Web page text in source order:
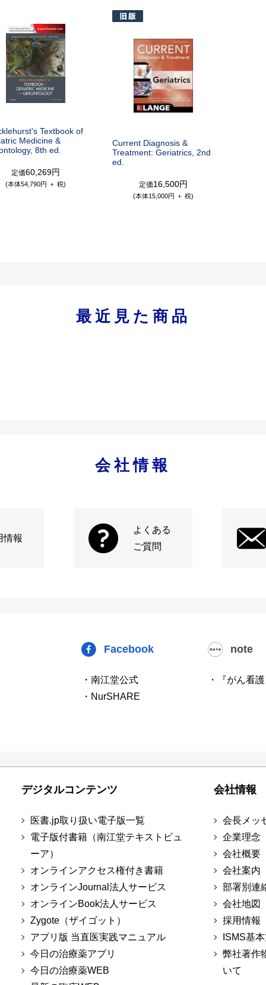
Textbook of
Medicine &
8th ed.
定価60,269円
(本体54,790円 ＋ 税)
Current Diagnosis &
Treatment: Geriatrics, 2nd
ed.
定価16,500円
(本体15,000円 ＋ 税)
最近見た商品
会社情報
情報
よくある
ご質問
Facebook
・南江堂公式
・NurSHARE
note
・『がん看
デジタルコンテンツ
医書.jp取り扱い電子版一覧
電子版付書籍（南江堂テキストビュ
ーア）
オンラインアクセス権付き書籍
オンラインJournal法人サービス
オンラインBook法人サービス
Zygote（ザイゴット）
アプリ版 当直医実践マニュアル
今日の治療薬アプリ
今日の治療薬WEB
会社情報
会長メッ
企業理念
会社概要
会社案内
部署別連
会社地図
採用情報
ISMS基
弊社著作
いて